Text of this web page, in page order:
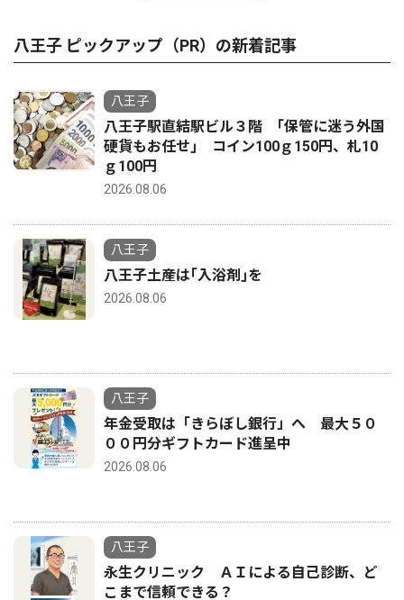
八王子 ピックアップ（PR）の新着記事
八王子
八王子駅直結駅ビル３階 ｢保管に迷う外国
硬貨もお任せ｣ コイン100ｇ150円、札10
ｇ100円
2026.08.06
八王子
八王子土産は｢入浴剤｣を
2026.08.06
八王子
年金受取は「きらぼし銀行」へ 最大５０
００円分ギフトカード進呈中
2026.08.06
八王子
永生クリニック ＡＩによる自己診断、ど
こまで信頼できる？